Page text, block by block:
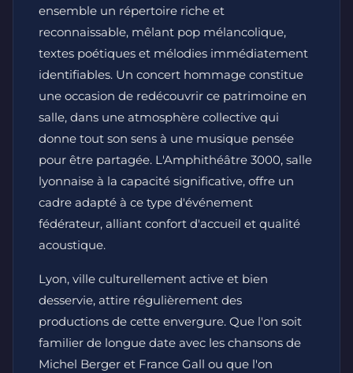
ensemble un répertoire riche et
reconnaissable, mêlant pop mélancolique,
textes poétiques et mélodies immédiatement
identifiables. Un concert hommage constitue
une occasion de redécouvrir ce patrimoine en
salle, dans une atmosphère collective qui
donne tout son sens à une musique pensée
pour être partagée. L'Amphithéâtre 3000, salle
lyonnaise à la capacité significative, offre un
cadre adapté à ce type d'événement
fédérateur, alliant confort d'accueil et qualité
acoustique.
Lyon, ville culturellement active et bien
desservie, attire régulièrement des
productions de cette envergure. Que l'on soit
familier de longue date avec les chansons de
Michel Berger et France Gall ou que l'on